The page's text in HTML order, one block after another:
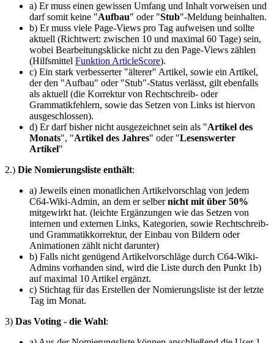
a) Er muss einen gewissen Umfang und Inhalt vorweisen und
darf somit keine "Aufbau" oder "Stub"-Meldung beinhalten.
b) Er muss viele Page-Views pro Tag aufweisen und sollte
aktuell (Richtwert: zwischen 10 und maximal 60 Tage) sein,
wobei Bearbeitungsklicke nicht zu den Page-Views zählen
(Hilfsmittel Funktion ArticleScore).
c) Ein stark verbesserter "älterer" Artikel, sowie ein Artikel,
der den "Aufbau" oder "Stub"-Status verlässt, gilt ebenfalls
als aktuell (die Korrektur von Rechtschreib- oder
Grammatikfehlern, sowie das Setzen von Links ist hiervon
ausgeschlossen).
d) Er darf bisher nicht ausgezeichnet sein als "Artikel des
Monats", "Artikel des Jahres" oder "Lesenswerter
Artikel"
2.) Die Nomierungsliste enthält:
a) Jeweils einen monatlichen Artikelvorschlag von jedem
C64-Wiki-Admin, an dem er selbernicht mit über 50%
mitgewirkt hat. (leichte Ergänzungen wie das Setzen von
internen und externen Links, Kategorien, sowie Rechtschreib-
und Grammatikkorrektur, der Einbau von Bildern oder
Animationen zählt nicht darunter)
b) Falls nicht genügend Artikelvorschläge durch C64-Wiki-
Admins vorhanden sind, wird die Liste durch den Punkt 1b)
auf maximal 10 Artikel ergänzt.
c) Stichtag für das Erstellen der Nomierungsliste ist der letzte
Tag im Monat.
3) Das Voting - die Wahl: